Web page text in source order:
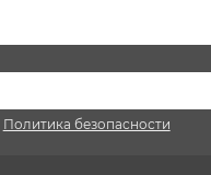
Политика безопасности